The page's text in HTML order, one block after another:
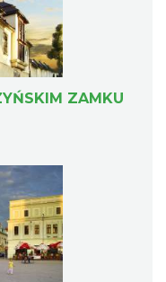
2026-08-08
2026-08-22
ZAMKU